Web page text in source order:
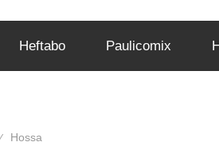
Heftabo Paulicomix
Hossa